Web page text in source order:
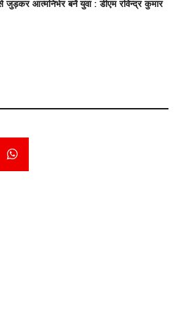
जुड़कर आत्मनिर्भर बनें युवा : डीएम रविन्द्र कुमार